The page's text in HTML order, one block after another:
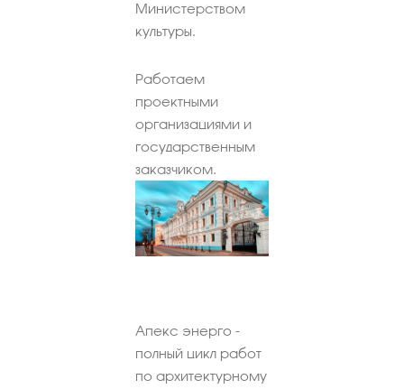
Министерством
культуры.
Работаем
проектными
организациями и
государственным
заказчиком.
Апекс энерго -
полный цикл работ
по архитектурному